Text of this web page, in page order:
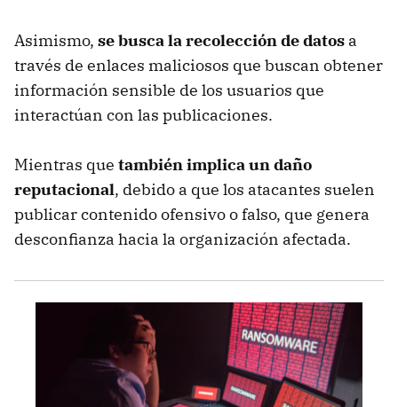
Asimismo, se busca la recolección de datos a
través de enlaces maliciosos que buscan obtener
información sensible de los usuarios que
interactúan con las publicaciones.
Mientras que también implica un daño
reputacional, debido a que los atacantes suelen
publicar contenido ofensivo o falso, que genera
desconfianza hacia la organización afectada.